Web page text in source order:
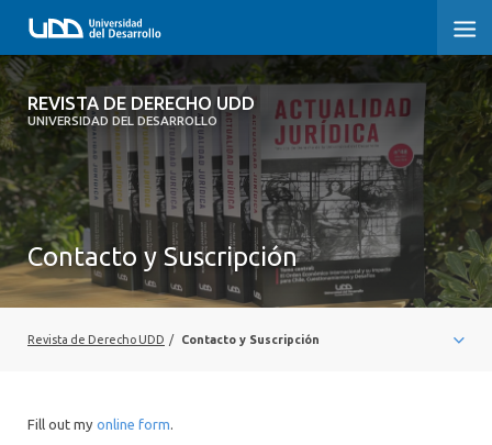
REVISTA DE DERECHO UDD
UNIVERSIDAD DEL DESARROLLO
REVISTA DE DERECHO UDD
INICIO
ACERCA DE LA REVISTA
EDICIONES ANTERIORES
CONVOCATORIA
CONTACTO Y SUSCRIPCIÓN
Contacto y Suscripción
Revista de Derecho UDD / Contacto y Suscripción
Fill out my online form.